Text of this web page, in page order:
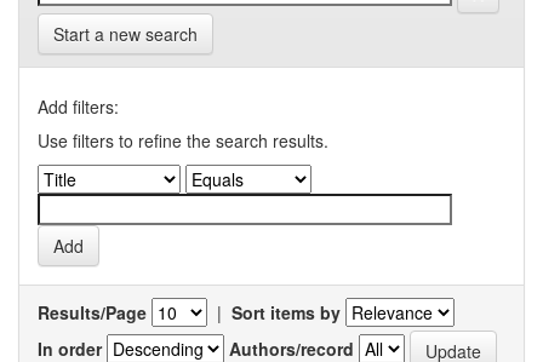
Start a new search
Add filters:
Use filters to refine the search results.
Results/Page | Sort items by
In order
Authors/record